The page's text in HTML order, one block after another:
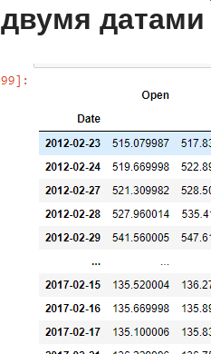
двумя